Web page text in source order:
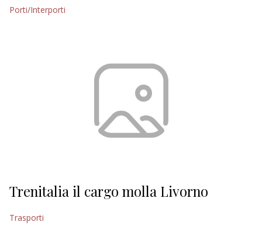
Porti/Interporti
Trenitalia il cargo molla Livorno
Trasporti